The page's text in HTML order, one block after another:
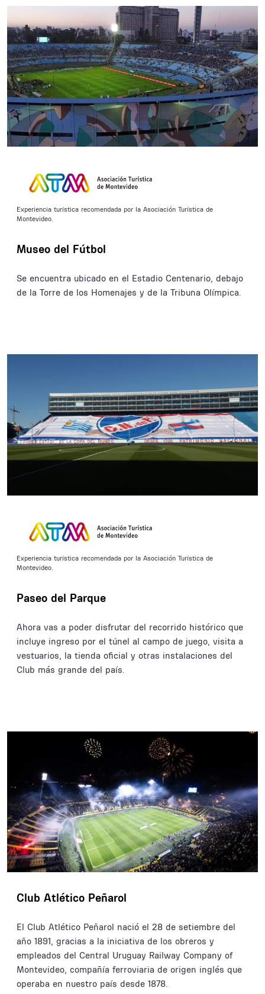
Experiencia turística recomendada por la Asociación Turística de
Montevideo.
Museo del Fútbol
Se encuentra ubicado en el Estadio Centenario, debajo
de la Torre de los Homenajes y de la Tribuna Olímpica.
Experiencia turística recomendada por la Asociación Turística de
Montevideo.
Paseo del Parque
Ahora vas a poder disfrutar del recorrido histórico que
incluye ingreso por el túnel al campo de juego, visita a
vestuarios, la tienda oficial y otras instalaciones del
Club más grande del país.
Club Atlético Peñarol
El Club Atlético Peñarol nació el 28 de setiembre del
año 1891, gracias a la iniciativa de los obreros y
empleados del Central Uruguay Railway Company of
Montevideo, compañía ferroviaria de origen inglés que
operaba en nuestro país desde 1878.